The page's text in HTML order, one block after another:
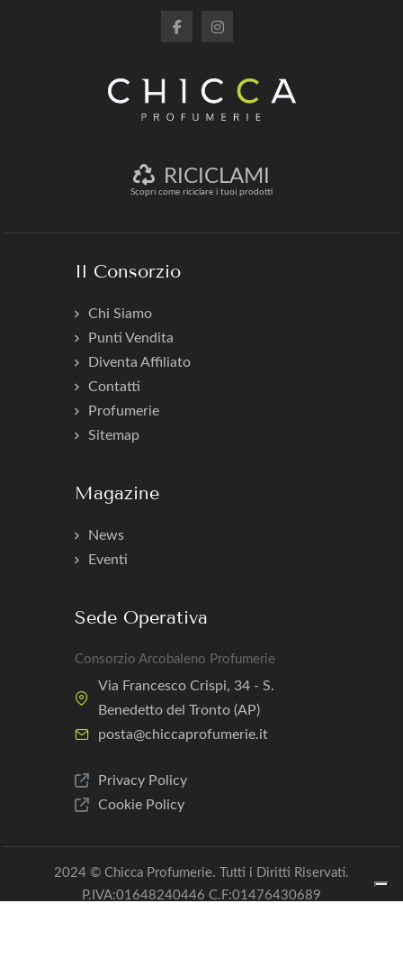
RICICLAMI
Scopri come riciclare i tuoi prodotti
Il Consorzio
Chi Siamo
Punti Vendita
Diventa Affiliato
Contatti
Profumerie
Sitemap
Magazine
News
Eventi
Sede Operativa
Consorzio Arcobaleno Profumerie
Via Francesco Crispi, 34 - S.
Benedetto del Tronto (AP)
posta@chiccaprofumerie.it
Privacy Policy
Cookie Policy
2024 © Chicca Profumerie. Tutti i Diritti Riservati.
P.IVA:01648240446 C.F:01476430689